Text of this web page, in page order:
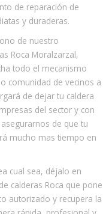
de reparación de
y duraderas.
de nuestro
Roca Moralzarzal,
todo el mecanismo
comunidad de vecinos a
de dejar tu caldera
del sector y con
de que tu
mucho mas tiempo en
cual sea, déjalo en
calderas Roca que pone
autorizado y recupera la